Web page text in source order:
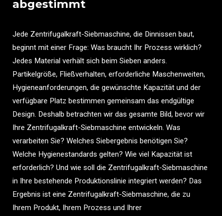
abgestimmt
Jede Zentrifugalkraft-Siebmaschine, die Dinnissen baut,
beginnt mit einer Frage: Was braucht Ihr Prozess wirklich?
Jedes Material verhält sich beim Sieben anders.
Partikelgröße, Fließverhalten, erforderliche Maschenweiten,
Hygieneanforderungen, die gewünschte Kapazität und der
verfügbare Platz bestimmen gemeinsam das endgültige
Design. Deshalb betrachten wir das gesamte Bild, bevor wir
Ihre Zentrifugalkraft-Siebmaschine entwickeln. Was
verarbeiten Sie? Welches Siebergebnis benötigen Sie?
Welche Hygienestandards gelten? Wie viel Kapazität ist
erforderlich? Und wie soll die Zentrifugalkraft-Siebmaschine
in Ihre bestehende Produktionslinie integriert werden? Das
Ergebnis ist eine Zentrifugalkraft-Siebmaschine, die zu
Ihrem Produkt, Ihrem Prozess und Ihrer